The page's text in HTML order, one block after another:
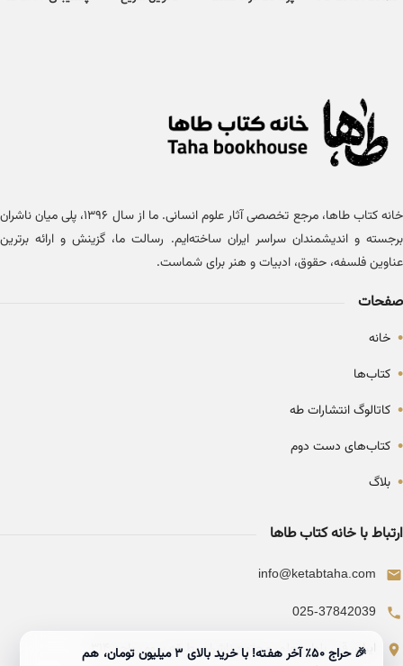
خانه کتاب طاها، مرجع تخصصی آثار علوم انسانی. ما از سال ۱۳۹۶، پلی میان ناشران
برجسته و اندیشمندان سراسر ایران ساخته‌ایم. رسالت ما، گزینش و ارائه برترین
عناوین فلسفه، حقوق، ادبیات و هنر برای شماست.
صفحات
• خانه
• کتاب‌ها
• کاتالوگ انتشارات طه
• کتاب‌های دست دوم
• بلاگ
ارتباط با خانه کتاب طاها
info@ketabtaha.com
025-37842039
ایران، قم، بلوار معلم، مجتمع ناشران، طبقه سوم، واحد ۳۱۴
🎉 حراج ۵۰٪ آخر هفته! با خرید بالای 3 میلیون تومان، هم